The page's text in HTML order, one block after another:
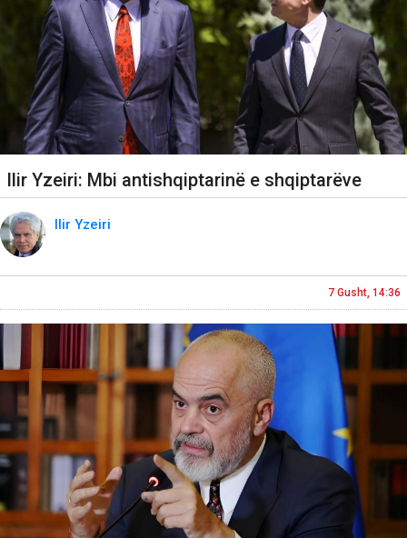
Ilir Yzeiri: Mbi antishqiptarinë e shqiptarëve
Ilir Yzeiri
7 Gusht, 14:36